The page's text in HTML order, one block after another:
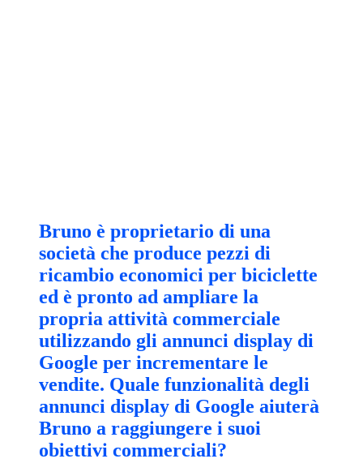
Bruno è proprietario di una
società che produce pezzi di
ricambio economici per biciclette
ed è pronto ad ampliare la
propria attività commerciale
utilizzando gli annunci display di
Google per incrementare le
vendite. Quale funzionalità degli
annunci display di Google aiuterà
Bruno a raggiungere i suoi
obiettivi commerciali?